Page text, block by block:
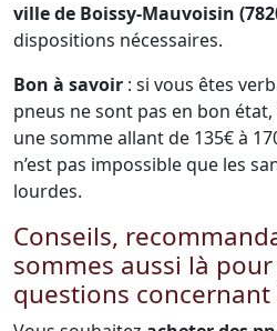
ville de Boissy-Mauvoisin
dispositions nécessaires.
Bon à savoir : si vous êtes
pneus ne sont pas en bon
une somme allant de 135€ à
n’est pas impossible que les
lourdes.
Conseils,
sommes aussi là
questions concernant